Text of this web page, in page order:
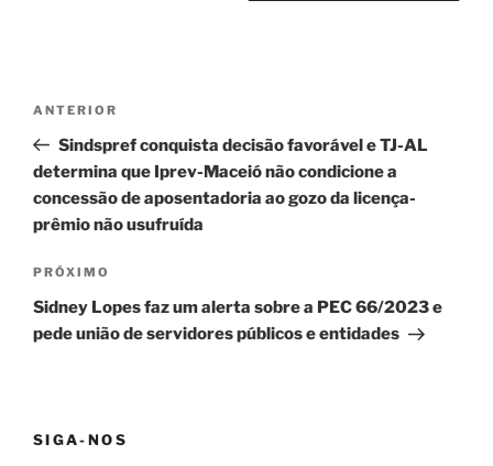
Navegação
Post
Post
anterior
ANTERIOR
Sindspref conquista decisão favorável e TJ-AL
determina que Iprev-Maceió não condicione a
concessão de aposentadoria ao gozo da licença-
prêmio não usufruída
Próximo
post
PRÓXIMO
Sidney Lopes faz um alerta sobre a PEC 66/2023 e
pede união de servidores públicos e entidades
SIGA-NOS